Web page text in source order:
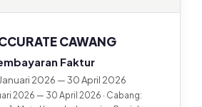
CAWANG
Faktur
2026 — 30 April 2026
2026 — 30 April 2026 · Cabang: